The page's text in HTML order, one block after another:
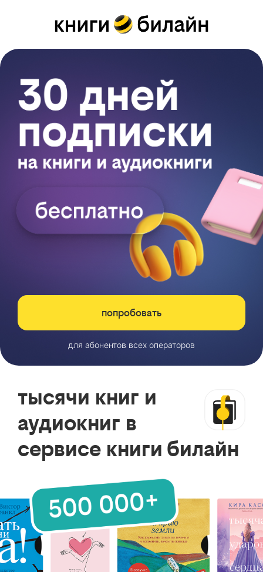
попробовать
для абонентов всех операторов
тысячи книг и
аудиокниг в
сервисе книги билайн